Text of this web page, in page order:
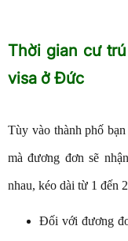
Thời gian cư
visa ở Đức
Tùy vào thành phố
mà đương đơn sẽ
nhau, kéo dài từ 1 đến
Đối với đương